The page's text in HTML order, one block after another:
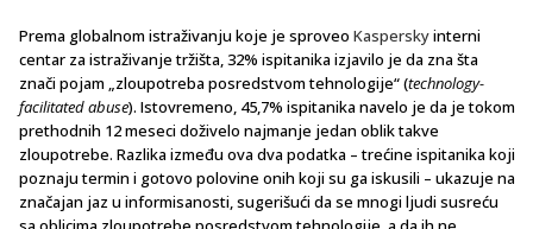
Prema globalnom istraživanju koje je sproveo Kasperskyinterni
centar za istraživanje tržišta, 32% ispitanika izjavilo je da zna šta
znači pojam „zloupotreba posredstvom tehnologije“ (technology-
facilitated abuse). Istovremeno, 45,7% ispitanika navelo je da je tokom
prethodnih 12 meseci doživelo najmanje jedan oblik takve
zloupotrebe. Razlika između ova dva podatka – trećine ispitanika koji
poznaju termin i gotovo polovine onih koji su ga iskusili – ukazuje na
značajan jaz u informisanosti, sugerišući da se mnogi ljudi susreću